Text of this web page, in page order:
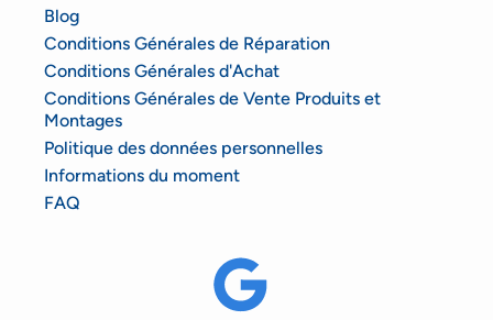
Blog
Conditions Générales de Réparation
Conditions Générales d'Achat
Conditions Générales de Vente Produits et
Montages
Politique des données personnelles
Informations du moment
FAQ